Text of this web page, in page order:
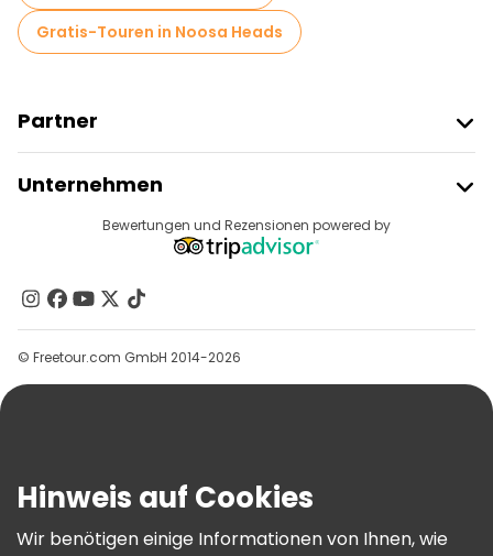
Gratis-Touren in Noosa Heads
Partner
Anbieter-Anmeldung
Affiliate-Programm
Unternehmen
Reiseziele
Kontakt
Gruppen
Hilfe
AGB Und Rechtliches
Cookie-Richtlinie
Bewertungen und Rezensionen powered by
© Freetour.com GmbH 2014-2026
Hinweis auf Cookies
Wir benötigen einige Informationen von Ihnen, wie